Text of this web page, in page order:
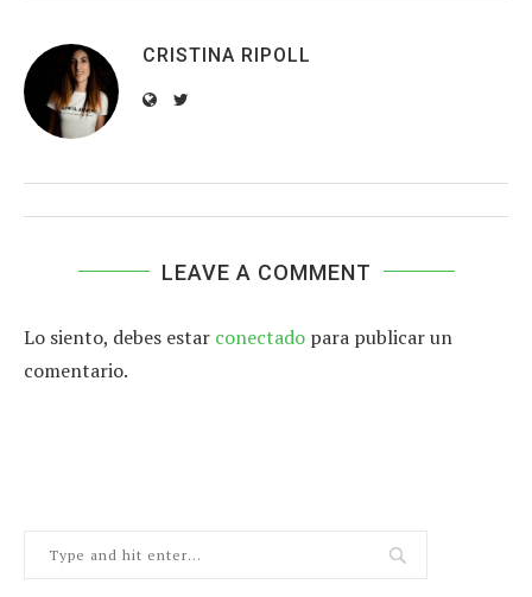
CRISTINA RIPOLL
LEAVE A COMMENT
Lo siento, debes estar conectado para publicar un
comentario.